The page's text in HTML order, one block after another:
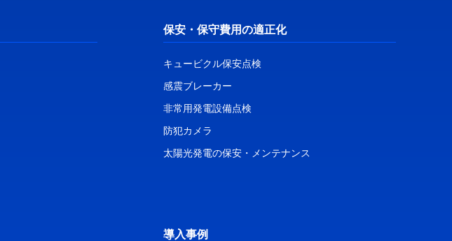
保安・保守費用の適正化
キュービクル保安点検
感震ブレーカー
非常用発電設備点検
防犯カメラ
太陽光発電の保安・メンテナンス
導入事例